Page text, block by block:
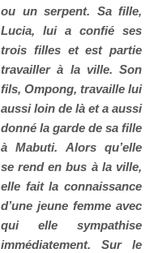
ou un serpent. Sa fille,
Lucia, lui a confié ses
trois filles et est partie
travailler à la ville. Son
fils, Ompong, travaille lui
aussi loin de là et a aussi
donné la garde de sa fille
à Mabuti. Alors qu’elle
se rend en bus à la ville,
elle fait la connaissance
d’une jeune femme avec
qui elle sympathise
immédiatement. Sur le